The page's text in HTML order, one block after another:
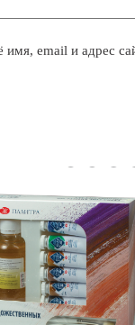
имя, email и адрес